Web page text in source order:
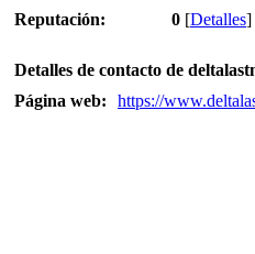
Reputación: 0 [Detalles]
Detalles de contacto de
Página web:
https://